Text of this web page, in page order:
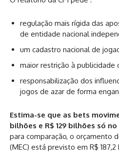
regulação mais rígida das
de entidade nacional
um cadastro nacional de
maior restrição à publicidade
responsabilização dos
jogos de azar de forma
Estima-se que as bets
bilhões e R$ 129 bilhões só
para comparação, o orçamento
(MEC) está previsto em R$